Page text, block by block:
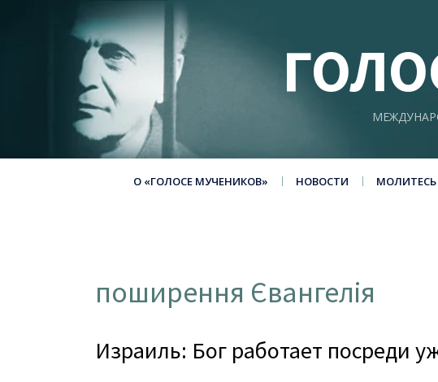
О «ГОЛОСЕ МУЧЕНИКОВ» НОВОСТИ МОЛИТЕСЬ
поширення Євангелія
Израиль: Бог работает посреди